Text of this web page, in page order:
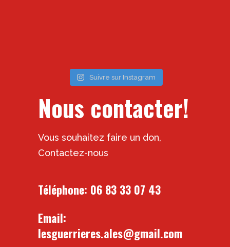
Suivre sur Instagram
Nous contacter!
Vous souhaitez faire un don,
Contactez-nous
Téléphone: 06 83 33 07 43
Email:
lesguerrieres.ales@gmail.com